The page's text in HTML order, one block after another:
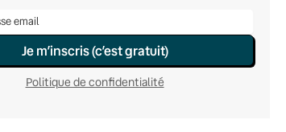
Je m’inscris (c’est gratuit)
Politique de confidentialité